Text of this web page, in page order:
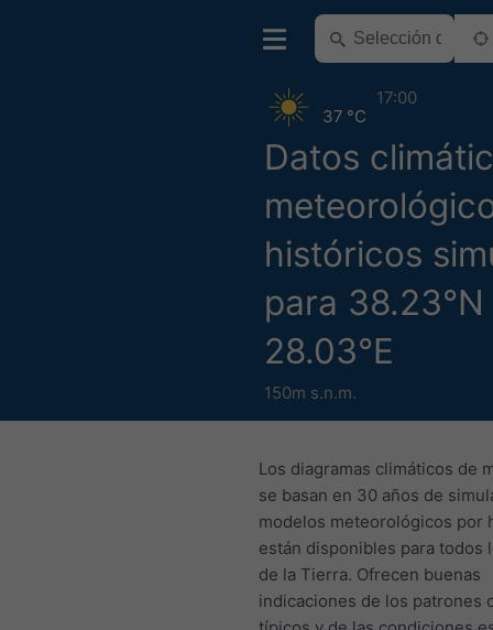
Datos
históricos
para 38.23°N
28.03°E
150m s.n.m.
37 °C
17:00
Los diagramas climáticos de
se basan en 30 años de
modelos meteorológicos por
están disponibles para todos
de la Tierra. Ofrecen buenas
indicaciones de los patrones